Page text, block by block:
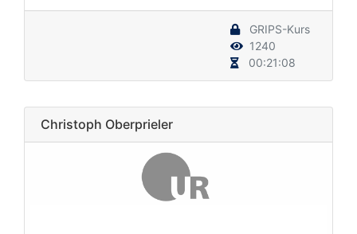
GRIPS-Kurs
1240
00:21:08
Christoph Oberprieler